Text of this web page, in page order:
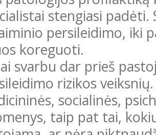
stengiasi
persileidimo, iki
koreguoti.
svarbu dar prieš
rizikos
socialinės,
taip pat tai,